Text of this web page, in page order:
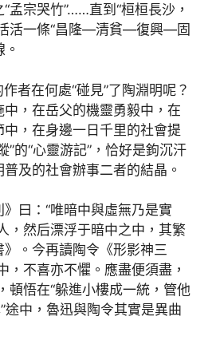
孟宗哭竹”……直到“桓桓長沙，
活一條“昌隆—清貧—復興—固
者在何處“碰見”了陶淵明呢？
，在岳父的機靈勇毅中，在
，在身邊一日千里的社會提
”的“心靈游記”，恰好是鉤沉汗
及的社會辦事二者的結晶。
曰：“唯暗中與虛無乃是實
，然后漂浮于暗中之中，其繁
。今再讀陶令《形影神三
，不喜亦不懼。應盡便須盡，
頓悟在“躲進小樓成一統，管他
途中，魯迅與陶令其實是異曲